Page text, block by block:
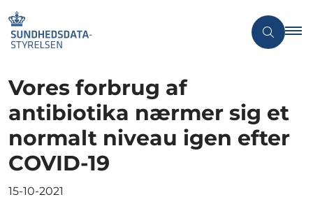
Vores forbrug af
antibiotika nærmer sig et
normalt niveau igen efter
COVID-19
15-10-2021